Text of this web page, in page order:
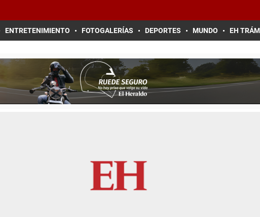
ENTRETENIMIENTO FOTOGALERÍAS DEPORTES MUNDO EH